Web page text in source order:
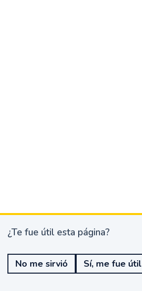
¿
e
u
¿Te fue útil esta página?
No me sirvió Sí, me fue útil